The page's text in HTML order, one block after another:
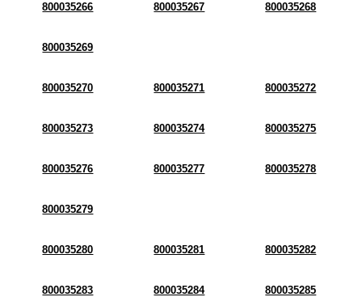
800035266 800035267 800035268
800035269
800035270 800035271 800035272
800035273 800035274 800035275
800035276 800035277 800035278
800035279
800035280 800035281 800035282
800035283 800035284 800035285